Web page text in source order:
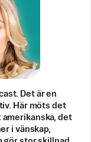
Det är en
Här möts det
amerikanska, det
i vänskap,